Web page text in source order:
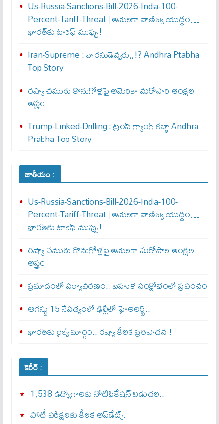
Us-Russia-Sanctions-Bill-2026-India-100-
Percent-Tariff-Threat | అమెరికా వాణిజ్య యుద్ధం…
భారత్‌కు టారిఫ్ ముప్పు!
Iran-Supreme : వార‌సుడెవ్వ‌రు,,!? Andhra Ptabha
Top Story
రష్యా చమురు కొనుగోళ్లపై అమెరికా మరోసారి ఆంక్షల
అస్త్రం
Trump-Linked-Drilling : ట్రంప్ గ్యాంగ్ క‌బ్జా Andhra
Prabha Top Story
జాతీయం :
Us-Russia-Sanctions-Bill-2026-India-100-
Percent-Tariff-Threat | అమెరికా వాణిజ్య యుద్ధం…
భారత్‌కు టారిఫ్ ముప్పు!
రష్యా చమురు కొనుగోళ్లపై అమెరికా మరోసారి ఆంక్షల
అస్త్రం
ప్రమాదంలో పర్యావరణం.. బహుళ సంక్షోభంలో ప్రపంచం
ఆగస్టు 15 నేపథ్యంలో ఢిల్లీలో హైఅలర్ట్..
భారత్‌కు రైల్వే మార్గం.. రష్యా కీలక ప్రతిపాదన !
కెరీర్ :
1,538 ఉద్యోగాలకు నోటిఫికేషన్ విడుదల..
పోటీ పరీక్షలకు కీలక అప్‌డేట్స్.